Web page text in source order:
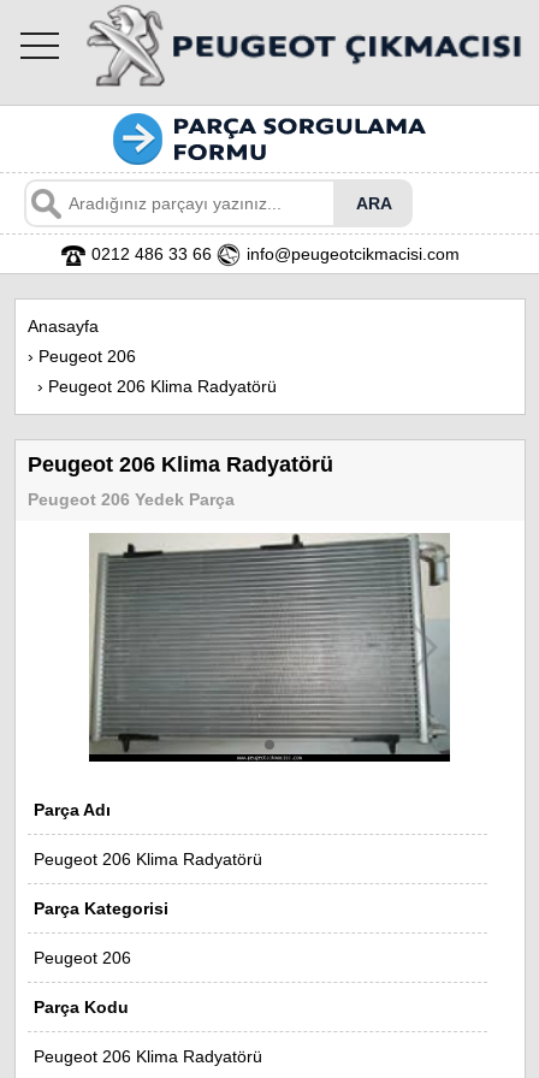
toggle
navigation
0212 486 33 66 info@peugeotcikmacisi.com
Anasayfa
› Peugeot 206
› Peugeot 206 Klima Radyatörü
Peugeot 206 Klima Radyatörü
Peugeot 206 Yedek Parça
Parça Adı
Peugeot 206 Klima Radyatörü
Parça Kategorisi
Peugeot 206
Parça Kodu
Peugeot 206 Klima Radyatörü